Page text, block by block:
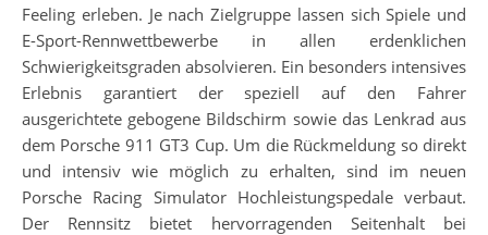
Feeling erleben. Je nach Zielgruppe lassen sich Spiele und
E-Sport-Rennwettbewerbe in allen erdenklichen
Schwierigkeitsgraden absolvieren. Ein besonders intensives
Erlebnis garantiert der speziell auf den Fahrer
ausgerichtete gebogene Bildschirm sowie das Lenkrad aus
dem Porsche 911 GT3 Cup. Um die Rückmeldung so direkt
und intensiv wie möglich zu erhalten, sind im neuen
Porsche Racing Simulator Hochleistungspedale verbaut.
Der Rennsitz bietet hervorragenden Seitenhalt bei